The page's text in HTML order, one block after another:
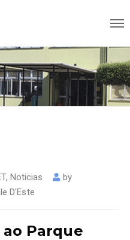
, Noticias
by
D'Este
Parque